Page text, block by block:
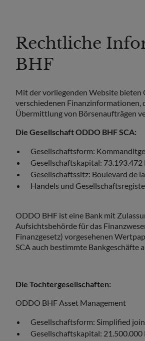
Rechtliche
BHF
Mit der vorliegenden Website bieten
verschiedenen
Übermittlung von Börsenaufträgen
Die Gesellschaft ODDO BHF SCA:
Gesellschaftsform:
Gesellschaftskapital: 73.193.472
Gesellschaftssitz: Boulevard de
Handels und
ODDO BHF ist eine Bank mit
Aufsichtsbehörde für das
Finanzgesetz) vorgesehenen
SCA auch bestimmte Bankgeschäfte
Die Tochtergesellschaften:
ODDO BHF Asset Management
Gesellschaftsform: Simplified
Gesellschaftskapital: 21.500.000